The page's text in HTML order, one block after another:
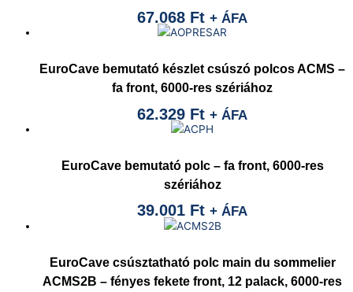
67.068 Ft + ÁFA
EuroCave bemutató készlet csúszó polcos ACMS –
fa front, 6000-res szériához
62.329 Ft + ÁFA
EuroCave bemutató polc – fa front, 6000-res
szériához
39.001 Ft + ÁFA
EuroCave csúsztatható polc main du sommelier
ACMS2B – fényes fekete front, 12 palack, 6000-res